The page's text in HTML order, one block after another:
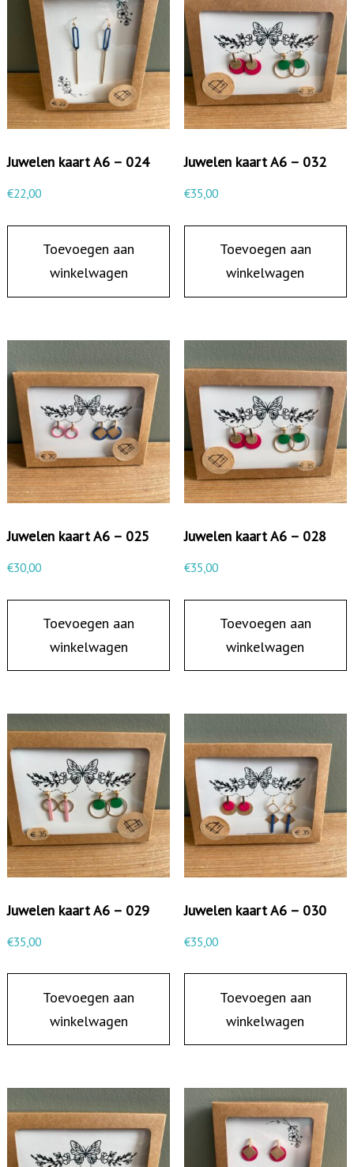
Juwelen kaart A6 – 024
€22,00
Toevoegen aan
winkelwagen
Juwelen kaart A6 – 032
€35,00
Toevoegen aan
winkelwagen
Juwelen kaart A6 – 025
€30,00
Toevoegen aan
winkelwagen
Juwelen kaart A6 – 028
€35,00
Toevoegen aan
winkelwagen
Juwelen kaart A6 – 029
€35,00
Toevoegen aan
winkelwagen
Juwelen kaart A6 – 030
€35,00
Toevoegen aan
winkelwagen